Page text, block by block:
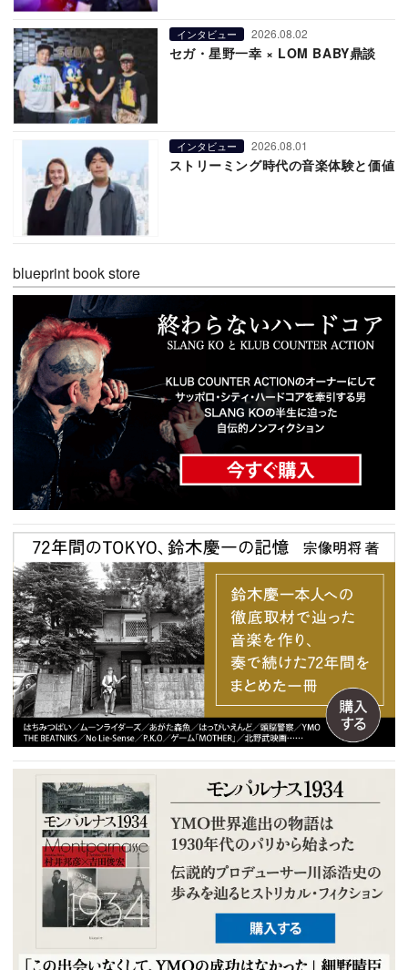
インタビュー 2026.08.02
セガ・星野一幸 × LOM BABY鼎談
インタビュー 2026.08.01
ストリーミング時代の音楽体験と価値
blueprint book store